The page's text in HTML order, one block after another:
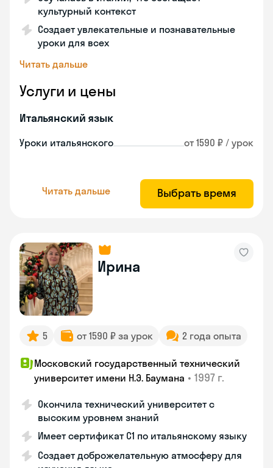
культурный контекст
Создает увлекательные и познавательные
уроки для всех
Читать дальше
Услуги и цены
Итальянский язык
Уроки итальянского от 1590 ₽ / урок
Читать дальше Выбрать время
Ирина
5 от 1590 ₽ за урок 2 года опыта
Московский государственный технический
университет имени Н.Э. Баумана • 1997 г.
Окончила технический университет с
высоким уровнем знаний
Имеет сертификат C1 по итальянскому языку
Создает доброжелательную атмосферу для